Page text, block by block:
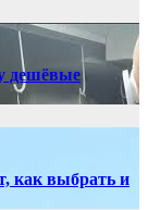
дешёвые
как выбрать и